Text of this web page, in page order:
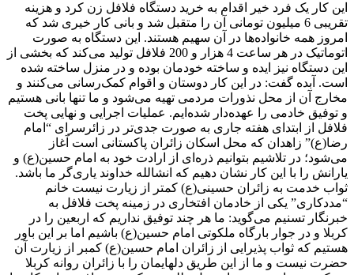
این کار یک فرد خیر اقدام به خرید دستگاه فلافل زن کرد و هزینه
تقریبی 6 میلیون تومانی آن را متقبل شد و بانی کار خیری شد که
امروز همه خانواده‌ها در آن سهیم هستند. این دستگاه به صورت
اتوماتیک در هر ساعت 4 هزار و 200 فلافل تولید می‌کند که بخشی از
این دستگاه نیز ایده و ساخته خودمان بوده و در منزل ساخته شده
است. آبده گفت: در این کار دوستان و اقوام کمک‌رسانی می‌کنند و
مخارج آن از محل نذورات مردمی تهیه می‌شود و ما تنها بانی هستیم
و توفیق خادمی را عهده‌دار شده‌ایم. عملیات اجرایی و نهایی پخت
فلافل از ابتدای هفته جاری به صورت جدی‌تر در زائرسرای “امام
رضا(ع)” زاهدان که محل اسکان زائران پاکستانی است آغاز
می‌شود؛ در تلاشیم بتوانیم ذره‌ای از ارادت خود به امام حسین(ع) و
یارانش را با این کار نشان دهیم که انشالله خداوند یاری‌گر ما باشد.
ثواب خدمت به زائران حسینی(ع) کمتر از زیارت نیست خانم
“مددکاری” یکی از خادمان افتخاری در زمینه پخت فلافل به
خبرنگار تسنیم می‌گوید: ما هر چند توفیق نداریم که اربعین را در
کربلا و در جوار بارگاه ملکوتی امام حسین(ع) باشیم اما بر این باور
هستیم که ثواب پذیرایی از زائران امام حسین(ع) کمبر از زیارت آن
حضرت نیست و ما از این طریق دلهایمان را با زائران روانه کربلا